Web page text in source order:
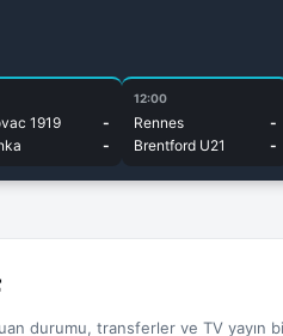
1919
-
-
12:00
Rennes
-
Brentford U21
-
durumu, transferler ve TV yayın